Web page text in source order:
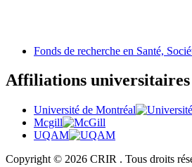
Fonds de recherche en Santé,
Affiliations universitaires
Université de Montréal
Mcgill
UQAM
Copyright © 2026 CRIR . Tous droits